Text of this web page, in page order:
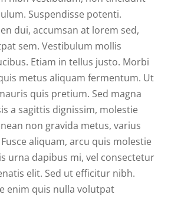
Suspendisse potenti.
dui, accumsan at lorem sed,
sem. Vestibulum mollis
Etiam in tellus justo. Morbi
metus aliquam fermentum. Ut
quis pretium. Sed magna
a sagittis dignissim, molestie
non gravida metus, varius
aliquam, arcu quis molestie
urna dapibus mi, vel consectetur
elit. Sed ut efficitur nibh.
enim quis nulla volutpat